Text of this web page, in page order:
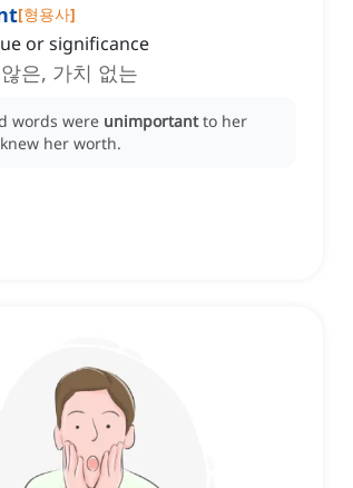
[형용사]
or significance
은, 가치 없는
words were unimportant to her
her worth.